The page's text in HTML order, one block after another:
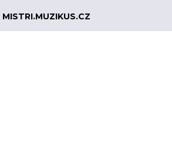
MISTRI.MUZIKUS.CZ